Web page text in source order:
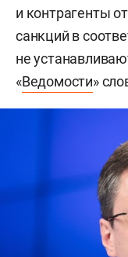
и контрагенты
санкций в
не
«Ведомости»